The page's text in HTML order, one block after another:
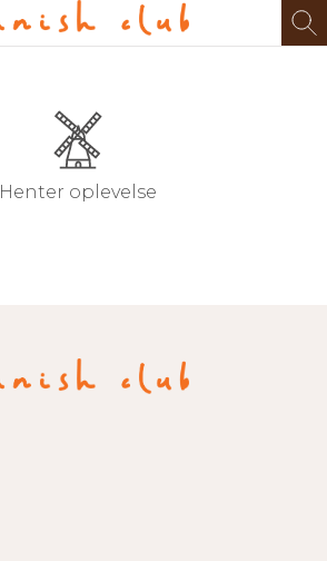
Henter oplevelse